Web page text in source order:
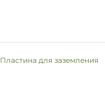
Пластина для заземления